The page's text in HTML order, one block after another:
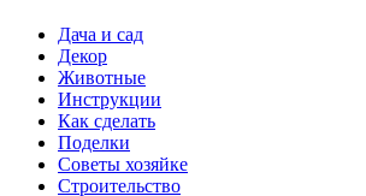
Дача и сад
Декор
Животные
Инструкции
Как сделать
Поделки
Советы хозяйке
Строительство